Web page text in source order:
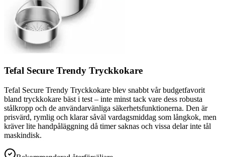
Tefal Secure Trendy Tryckkokare
Tefal Secure Trendy Tryckkokare blev snabbt vår budgetfavorit
bland tryckkokare bäst i test – inte minst tack vare dess robusta
stålkropp och de användarvänliga säkerhetsfunktionerna. Den är
prisvärd, rymlig och klarar såväl vardagsmiddag som långkok, men
kräver lite handpåläggning då timer saknas och vissa delar inte tål
maskindisk.